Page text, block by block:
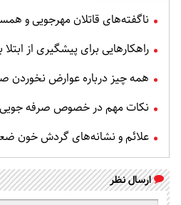
ناگفته‌های قاتلان مهرجویی و
راهکارهایی برای پیشگیری از ابتلا
همه چیز درباره عوارض نخوردن
نکات مهم در خصوص صرفه
علائم و نشانه‌های گردش خون
ارسال نظر